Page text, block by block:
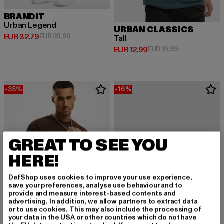
BRANDIT
Urban Legend
EUR 32,79
Derzeitiger Preis: EUR 32,79
EUR 39,99Aktionspreis: EUR 39,99
URBAN CLASSICS
Tall
EUR 12,99
Derzeitiger Preis: EUR 12,99
EUR 19,99Aktionspreis:
-35% -16%
GREAT TO SEE YOU
HERE!
DefShop uses cookies to improve your use experience,
save your preferences, analyse use behaviour and to
provide and measure interest-based contents and
advertising. In addition, we allow partners to extract data
or to use cookies. This may also include the processing of
your data in the USA or other countries which do not have